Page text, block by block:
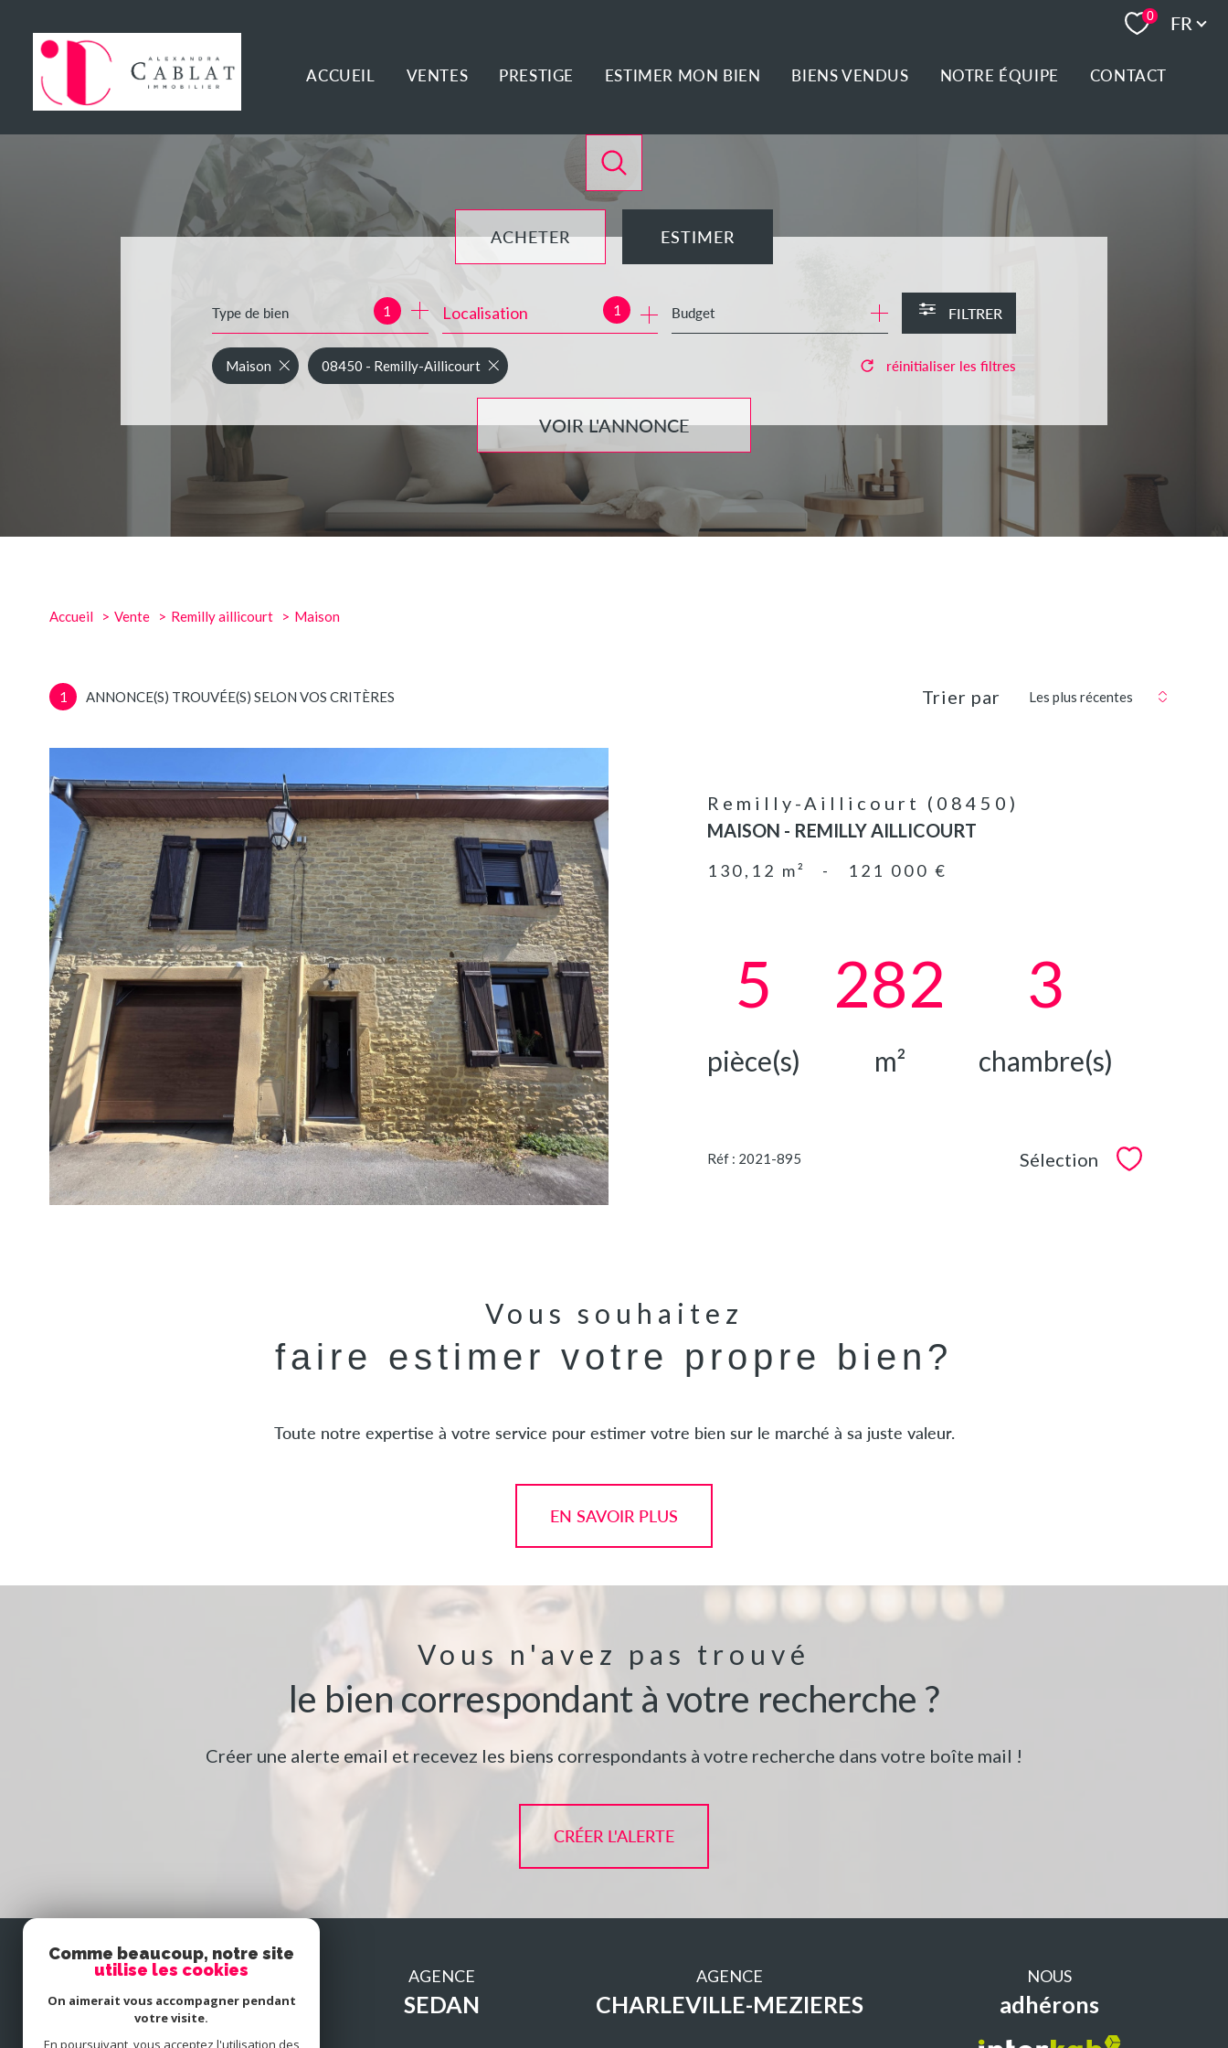
0 FR
ACCUEIL VENTES PRESTIGE ESTIMER MON BIEN BIENS VENDUS NOTRE ÉQUIPE CONTACT
ACHETER
de l'immo pro
ESTIMER
Type de bien 1 1
Localisation Budget FILTRER
VOIR L'ANNONCE
Maison 08450 - Remilly-Aillicourt réinitialiser les filtres
Accueil Vente Remilly aillicourt Maison
1 ANNONCE(S) TROUVÉE(S) SELON VOS CRITÈRES Trier par Les plus récentes
VOIR LE
BIEN
Remilly-Aillicourt (08450)
MAISON - REMILLY AILLICOURT
130,12 m² - 121 000 €
5
pièce(s)
282
m²
3
chambre(s)
Réf : 2021-895 Sélection Sélectionner
Vous souhaitez
faire estimer votre propre bien?
Toute notre expertise à votre service pour estimer votre bien sur le marché à sa juste valeur.
EN SAVOIR PLUS
Vous n'avez pas trouvé
le bien correspondant à votre recherche ?
Créer une alerte email et recevez les biens correspondants à votre recherche dans votre boîte mail !
CRÉER L'ALERTE
SE
connecter
AGENCE
SEDAN
AGENCE
CHARLEVILLE-MEZIERES
NOUS
adhérons
Comme beaucoup, notre site
utilise les cookies
On aimerait vous accompagner pendant
votre visite.
En poursuivant, vous acceptez l'utilisation des